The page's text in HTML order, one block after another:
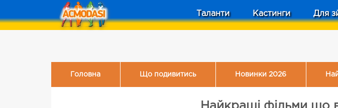
Таланти Кастинги Для
Головна Що подивитись Новинки 2026